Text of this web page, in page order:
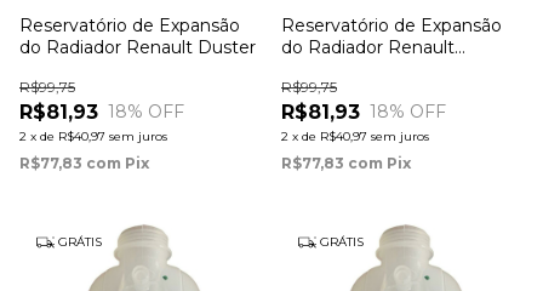
Reservatório de Expansão
do Radiador Renault Duster
R$81,93
R$99,75
18% OFF
2 x de R$40,97 sem juros
R$77,83 com Pix
Reservatório de Expansão
do Radiador Renault
R$81,93
R$99,75
18% OFF
2 x de R$40,97 sem juros
R$77,83 com Pix
GRÁTIS GRÁTIS